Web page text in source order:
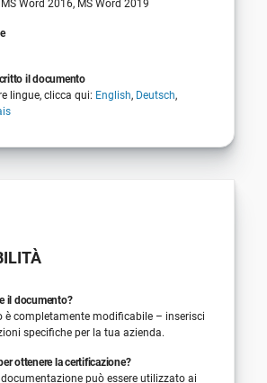
Word 2016, MS Word 2019
il documento
lingue, clicca qui: English, Deutsch,
il documento?
è completamente modificabile – inserisci
specifiche per la tua azienda.
ottenere la certificazione?
può essere utilizzato ai